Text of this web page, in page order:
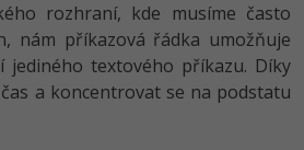
rozhraní, kde musíme často
nám příkazová řádka umožňuje
jediného textového příkazu. Díky
a koncentrovat se na podstatu